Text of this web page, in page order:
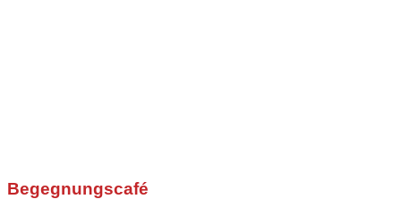
Begegnungscafé